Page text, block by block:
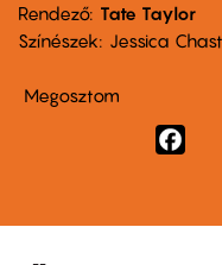
Rendező Tate Taylor
Színészek
Jessica
Megosztom